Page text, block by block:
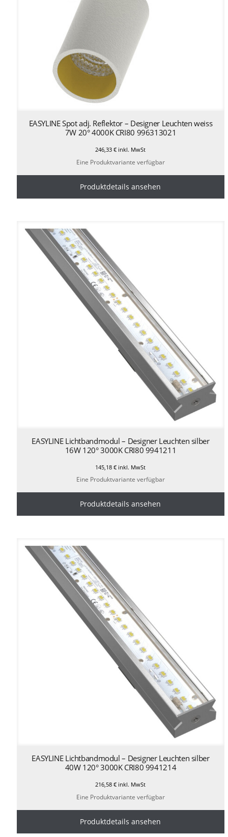
EASYLINE Spot adj. Reflektor – Designer Leuchten weiss
7W 20° 4000K CRI80 996313021
246,33€ inkl. MwSt
Eine Produktvariante verfügbar
Produktdetails ansehen
EASYLINE Lichtbandmodul – Designer Leuchten silber
16W 120° 3000K CRI80 9941211
145,18€ inkl. MwSt
Eine Produktvariante verfügbar
Produktdetails ansehen
EASYLINE Lichtbandmodul – Designer Leuchten silber
40W 120° 3000K CRI80 9941214
216,58€ inkl. MwSt
Eine Produktvariante verfügbar
Produktdetails ansehen